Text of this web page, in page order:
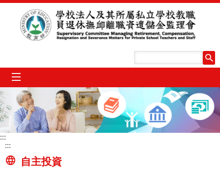
跳到主要內容區塊
:::
:::
自主投資